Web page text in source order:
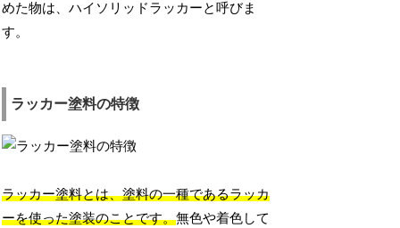
めた物は、ハイソリッドラッカーと呼びま
す。
ラッカー塗料の特徴
ラッカー塗料とは、塗料の一種であるラッカ
ーを使った塗装のことです。無色や着色して